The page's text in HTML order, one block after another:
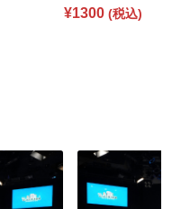
¥1300 (税込)